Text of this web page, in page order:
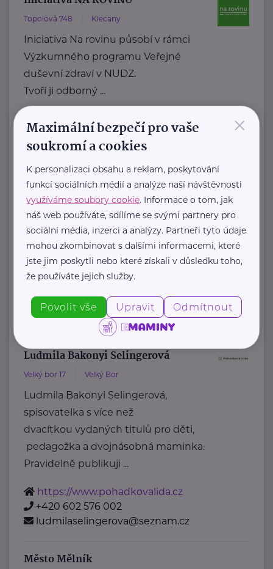
Topolová 748 Klecany
Iniciativa Na rovinu působí v rámci
Výzkumného programu Veřejné
duševní zdraví v NUDZ.
Tvoří ji odborný ...
https://narovinu.net/
narovinu@nudz.cz
Kolpingova rodina Smečno
U Zámku 5 Smečno
Jsme nestátní nezisková organizace
, která se již více než 25 let zaměřuje
na podporu rodin, ...
https://www.kolpingsmecno.cz/
ludmila.janzurova@kolpingsmecno.cz
Ludmila Bakonyi Selingerová
Velký bor 17 Velký Bor
Ludmila Bakonyi Selingerová,
spisovatelka s více než
dvacítkou vydaných titulů pro děti,
pedagožka a dvojnásobná maminka.
Pravidelně publikuji ...
https://www.pohadkovalida.cz
+420 602 576 002
ludmilaselingerova@seznam.cz
Město Mělník
×
Maximální bezpečí pro vaše
soukromí a cookies
K personalizaci obsahu a reklam, poskytování
funkcí sociálních médií a analýze naší návštěvnosti
využíváme soubory cookie. Informace o tom, jak
náš web používáte, sdílíme se svými partnery pro
sociální média, inzerci a analýzy. Partneři tyto údaje
mohou zkombinovat s dalšími informacemi, které
jste jim poskytli nebo které získali v důsledku toho,
že používáte jejich služby.
Povolit vše Upravit Odmítnout